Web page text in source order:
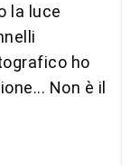
la luce
ho
Non è il